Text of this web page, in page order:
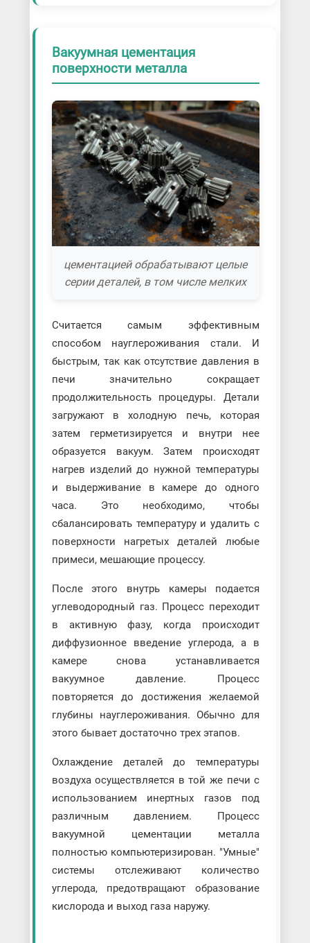
Вакуумная цементация
поверхности металла
цементацией обрабатывают целые
серии деталей, в том числе мелких
Считается самым эффективным
способом науглероживания стали. И
быстрым, так как отсутствие давления в
печи значительно сокращает
продолжительность процедуры. Детали
загружают в холодную печь, которая
затем герметизируется и внутри нее
образуется вакуум. Затем происходят
нагрев изделий до нужной температуры
и выдерживание в камере до одного
часа. Это необходимо, чтобы
сбалансировать температуру и удалить с
поверхности нагретых деталей любые
примеси, мешающие процессу.
После этого внутрь камеры подается
углеводородный газ. Процесс переходит
в активную фазу, когда происходит
диффузионное введение углерода, а в
камере снова устанавливается
вакуумное давление. Процесс
повторяется до достижения желаемой
глубины науглероживания. Обычно для
этого бывает достаточно трех этапов.
Охлаждение деталей до температуры
воздуха осуществляется в той же печи с
использованием инертных газов под
различным давлением. Процесс
вакуумной цементации металла
полностью компьютеризирован. "Умные"
системы отслеживают количество
углерода, предотвращают образование
кислорода и выход газа наружу.